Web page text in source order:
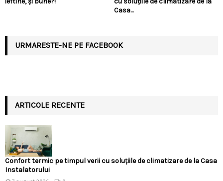
Casa...
URMARESTE-NE PE FACEBOOK
ARTICOLE RECENTE
Confort termic pe timpul verii cu soluțiile de climatizare de la Casa
Instalatorului